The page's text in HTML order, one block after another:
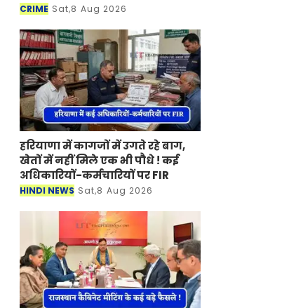
सवाई माधोपुर एसपी ज्येष्ठा मैत्रेयी ने ‘पहले
CRIME Sat,8 Aug 2026
हरियाणा में कागजों में उगते रहे बाग,
खेतों में नहीं मिले एक भी पौधे ! कई
अधिकारियों-कर्मचारियों पर FIR
HINDI NEWS Sat,8 Aug 2026